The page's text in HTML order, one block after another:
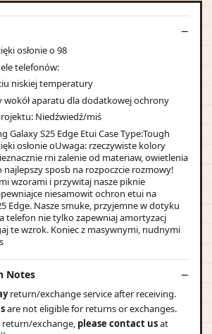
osłonie o 98
telefonów:
niskiej temperatury
wokół aparatu dla dodatkowej ochrony
Niedźwiedź/miś
Galaxy S25 Edge Etui Case Type:Tough
osłonie oUwaga: rzeczywiste kolory
rni zalenie od materiaw, owietlenia
najlepszy sposb na rozpoczcie rozmowy!
wzorami i przywitaj nasze piknie
niesamowit ochron etui na
Edge. Nasze smuke, przyjemne w dotyku
telefon nie tylko zapewniaj amortyzacj
te wzrok. Koniec z masywnymi, nudnymi
Notes
return/exchange service after receiving.
are not eligible for returns or exchanges.
return/exchange, please contact usat